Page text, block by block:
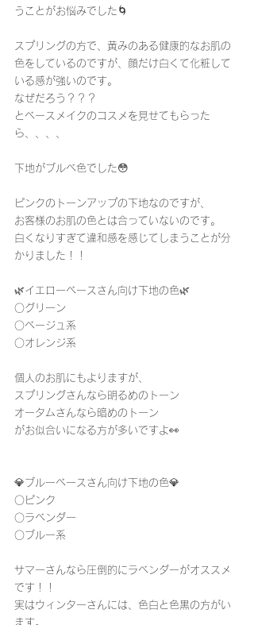
うことがお悩みでした🌀
スプリングの方で、黄みのある健康的なお肌の
色をしているのですが、顔だけ白くて化粧して
いる感が強いのです。
なぜだろう？？？
とベースメイクのコスメを見せてもらった
ら、、、、
下地がブルベ色でした😳
ピンクのトーンアップの下地なのですが、
お客様のお肌の色とは合っていないのです。
白くなりすぎて違和感を感じてしまうことが分
かりました！！
🌿イエローベースさん向け下地の色🌿
○グリーン
○ベージュ系
○オレンジ系
個人のお肌にもよりますが、
スプリングさんなら明るめのトーン
オータムさんなら暗めのトーン
がお似合いになる方が多いですよ👀
💎ブルーベースさん向け下地の色💎
○ピンク
○ラベンダー
○ブルー系
サマーさんなら圧倒的にラベンダーがオススメ
です！！
実はウィンターさんには、色白と色黒の方がい
ます。